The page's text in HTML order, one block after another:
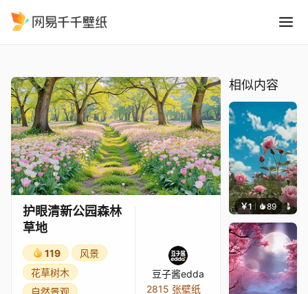
护眼清新公园森林
草地
119
风景
花草树木
自然景观
豆子酱edda
2815 张壁纸
相似内容
￥1 89 叮叮